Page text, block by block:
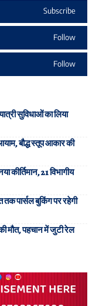
Subscribe
Follow
Follow
सुविधाओं का लिया
बौद्ध स्तूप आकार की
कीर्तिमान, 21 विभागीय
पार्सल बुकिंग पर रहेगी
मौत, पहचान में जुटी रेल